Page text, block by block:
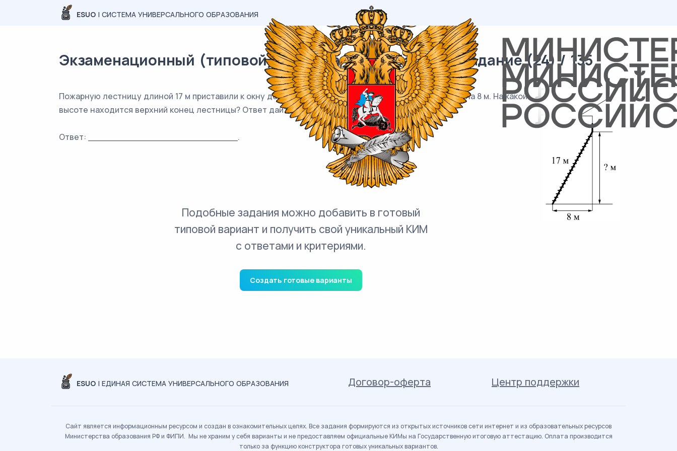
ESUO | СИСТЕМА УНИВЕРСАЛЬНОГО ОБРАЗОВАНИЯ
Экзаменационный (типовой) материал ЕГЭ / База / 10 задание (24) / 135
Пожарную лестницу длиной 17 м приставили к окну дома. Нижний конец лестницы отстоит от стены на 8 м. На какой
высоте находится верхний конец лестницы? Ответ дайте в метрах.
Ответ: ___________________________.
Подобные задания можно добавить в готовый
типовой вариант и получить свой уникальный КИМ
с ответами и критериями.
Создать готовые варианты
ESUO | ЕДИНАЯ СИСТЕМА УНИВЕРСАЛЬНОГО ОБРАЗОВАНИЯ Договор-оферта Центр поддержки
Сайт является информационным ресурсом и создан в ознакомительных целях. Все задания формируются из открытых источников сети интернет и из образовательных ресурсов
Министерства образования РФ и ФИПИ. Мы не храним у себя варианты и не предоставляем официальные КИМы на Государственную итоговую аттестацию. Оплата производится
только за функцию конструктора готовых уникальных вариантов.